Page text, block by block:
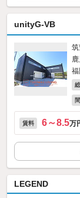
unityG-VB
賃料 6～8.5万
LEGEND